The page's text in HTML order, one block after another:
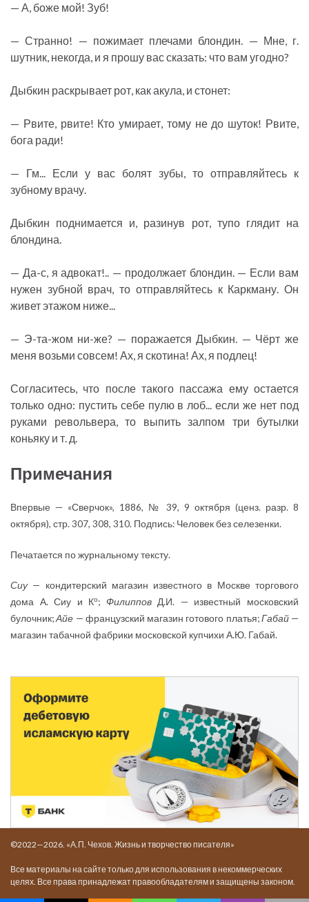
— А, боже мой! Зуб!
— Странно! — пожимает плечами блондин. — Мне, г.
шутник, некогда, и я прошу вас сказать: что вам угодно?
Дыбкин раскрывает рот, как акула, и стонет:
— Рвите, рвите! Кто умирает, тому не до шуток! Рвите,
бога ради!
— Гм... Если у вас болят зубы, то отправляйтесь к
зубному врачу.
Дыбкин поднимается и, разинув рот, тупо глядит на
блондина.
— Да-с, я адвокат!.. — продолжает блондин. — Если вам
нужен зубной врач, то отправляйтесь к Каркману. Он
живет этажом ниже...
— Э-та-жом ни-же? — поражается Дыбкин. — Чёрт же
меня возьми совсем! Ах, я скотина! Ах, я подлец!
Согласитесь, что после такого пассажа ему остается
только одно: пустить себе пулю в лоб... если же нет под
руками револьвера, то выпить залпом три бутылки
коньяку и т. д.
Примечания
Впервые — «Сверчок», 1886, № 39, 9 октября (ценз. разр. 8
октября), стр. 307, 308, 310. Подпись: Человек без селезенки.
Печатается по журнальному тексту.
Сиу— кондитерский магазин известного в Москве торгового
дома А. Сиу и Ко; ФилипповД.И. — известный московский
булочник;Айе — французский магазин готового платья;Габай—
магазин табачной фабрики московской купчихи А.Ю. Габай.
©2022—2026. «А.П. Чехов. Жизнь и творчество писателя»
Все материалы на сайте только для использования в некоммерческих
целях. Все права принадлежат правообладателям и защищены законом.